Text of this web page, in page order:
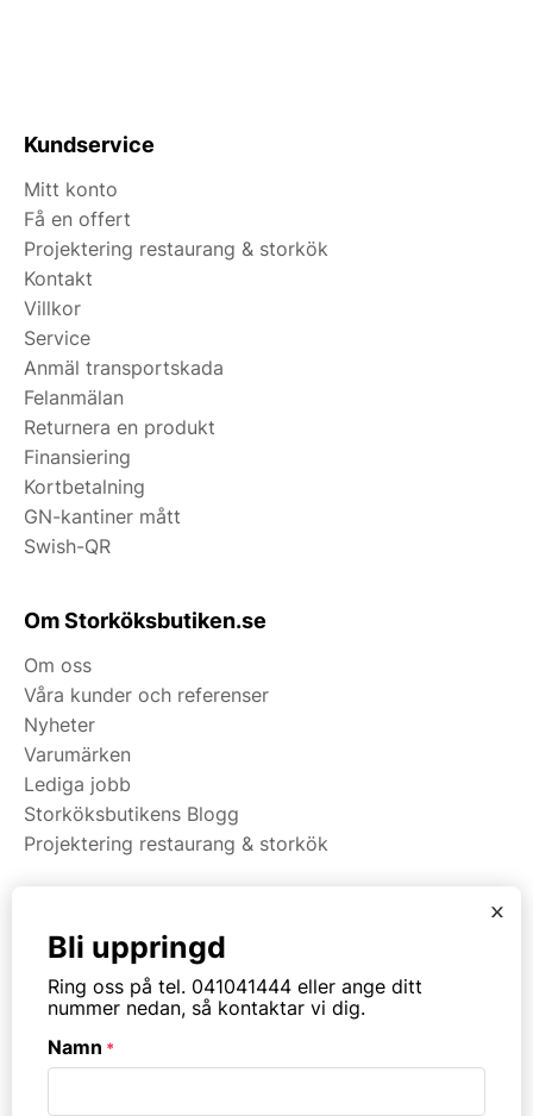
Kundservice
Mitt konto
Få en offert
Projektering restaurang & storkök
Kontakt
Villkor
Service
Anmäl transportskada
Felanmälan
Returnera en produkt
Finansiering
Kortbetalning
GN-kantiner mått
Swish-QR
Om Storköksbutiken.se
Om oss
Våra kunder och referenser
Nyheter
Varumärken
Lediga jobb
Storköksbutikens Blogg
Projektering restaurang & storkök
Restaurangmaskiner
Kök & Matsal
Köksinredning & Rostfritt
Restaurangmöbler
x
Bli uppringd
Ring oss på tel. 041041444 eller ange ditt
nummer nedan, så kontaktar vi dig.
Namn *